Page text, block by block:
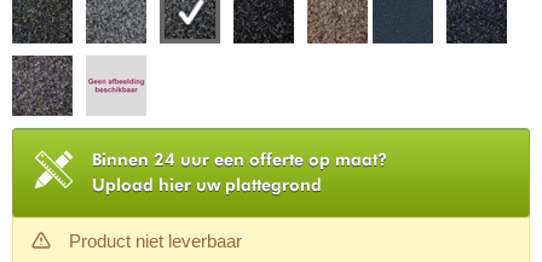
Binnen 24 uur een offerte op maat?
Upload hier uw plattegrond
Product niet leverbaar